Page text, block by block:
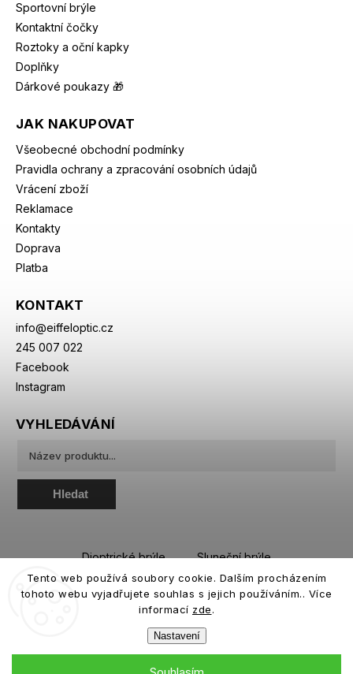
Tento web používá soubory cookie. Dalším procházením
tohoto webu vyjadřujete souhlas s jejich používáním.. Více
informací zde.
Nastavení
Sportovní brýle
Kontaktní čočky
Roztoky a oční kapky
Doplňky
Dárkové poukazy 🎁
JAK NAKUPOVAT
Všeobecné obchodní podmínky
Pravidla ochrany a zpracování osobních údajů
Vrácení zboží
Reklamace
Kontakty
Doprava
Platba
KONTAKT
info@eiffeloptic.cz
245 007 022
Facebook
Instagram
VYHLEDÁVÁNÍ
Hledat
Dioptrické brýle
Sluneční brýle
Sportovní brýle
Kontaktní čočky
Roztoky a oční kapky